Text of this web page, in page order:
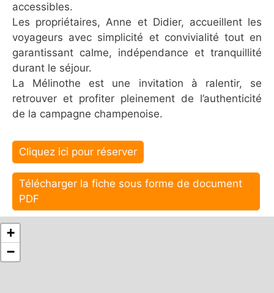
accessibles.
Les propriétaires, Anne et Didier, accueillent les
voyageurs avec simplicité et convivialité tout en
garantissant calme, indépendance et tranquillité
durant le séjour.
La Mélinothe est une invitation à ralentir, se
retrouver et profiter pleinement de l’authenticité
de la campagne champenoise.
Cliquez ici pour réserver
Télécharger la fiche sous forme de document
PDF
+
−